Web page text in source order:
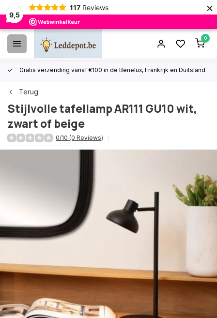
9,5
117 Reviews ×
0
Gratis verzending vanaf €100 in de Benelux, Frankrijk en Duitsland
Terug
Stijlvolle tafellamp AR111 GU10 wit,
zwart of beige
0/10 (0 Reviews)